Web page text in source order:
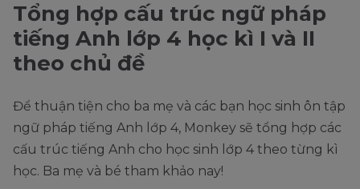
Tổng hợp cấu trúc ngữ pháp
tiếng Anh lớp 4 học kì I và II
theo chủ đề
Để thuận tiện cho ba mẹ và các bạn học sinh ôn tập
ngữ pháp tiếng Anh lớp 4, Monkey sẽ tổng hợp các
cấu trúc tiếng Anh cho học sinh lớp 4 theo từng kì
học. Ba mẹ và bé tham khảo nay!